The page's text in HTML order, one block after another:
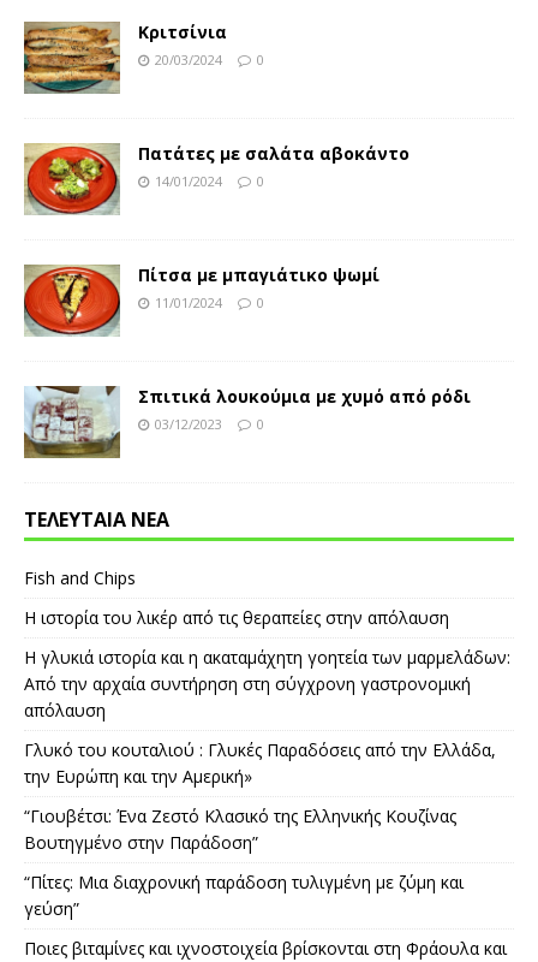
Κριτσίνια
20/03/2024 0
Πατάτες με σαλάτα αβοκάντο
14/01/2024 0
Πίτσα με μπαγιάτικο ψωμί
11/01/2024 0
Σπιτικά λουκούμια με χυμό από ρόδι
03/12/2023 0
ΤΕΛΕΥΤΑΙΑ ΝΕΑ
Fish and Chips
Η ιστορία του λικέρ από τις θεραπείες στην απόλαυση
Η γλυκιά ιστορία και η ακαταμάχητη γοητεία των μαρμελάδων:
Από την αρχαία συντήρηση στη σύγχρονη γαστρονομική
απόλαυση
Γλυκό του κουταλιού : Γλυκές Παραδόσεις από την Ελλάδα,
την Ευρώπη και την Αμερική»
“Γιουβέτσι: Ένα Ζεστό Κλασικό της Ελληνικής Κουζίνας
Βουτηγμένο στην Παράδοση”
“Πίτες: Μια διαχρονική παράδοση τυλιγμένη με ζύμη και
γεύση”
Ποιες βιταμίνες και ιχνοστοιχεία βρίσκονται στη Φράουλα και